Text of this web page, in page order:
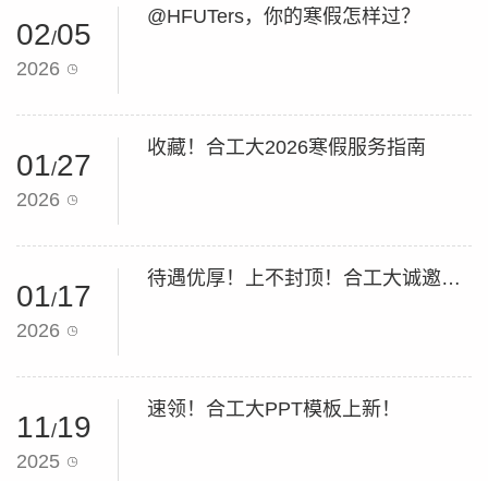
02/05
2026
@HFUTers，你的寒假怎样过？
01/27
2026
收藏！合工大2026寒假服务指南
01/17
2026
待遇优厚！上不封顶！合工大诚邀您依托申报2026海外优青项目！
11/19
2025
速领！合工大PPT模板上新！